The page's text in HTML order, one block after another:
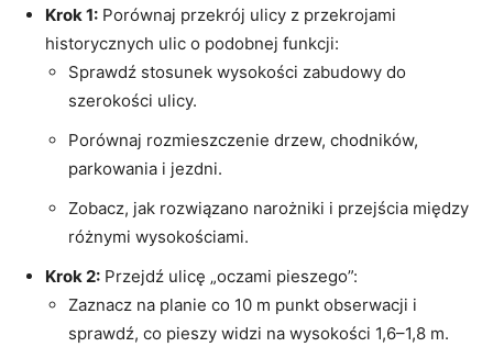
Krok 1: Porównaj przekrój ulicy z przekrojami
historycznych ulic o podobnej funkcji:
Sprawdź stosunek wysokości zabudowy do
szerokości ulicy.
Porównaj rozmieszczenie drzew, chodników,
parkowania i jezdni.
Zobacz, jak rozwiązano narożniki i przejścia między
różnymi wysokościami.
Krok 2: Przejdź ulicę „oczami pieszego”:
Zaznacz na planie co 10 m punkt obserwacji i
sprawdź, co pieszy widzi na wysokości 1,6–1,8 m.